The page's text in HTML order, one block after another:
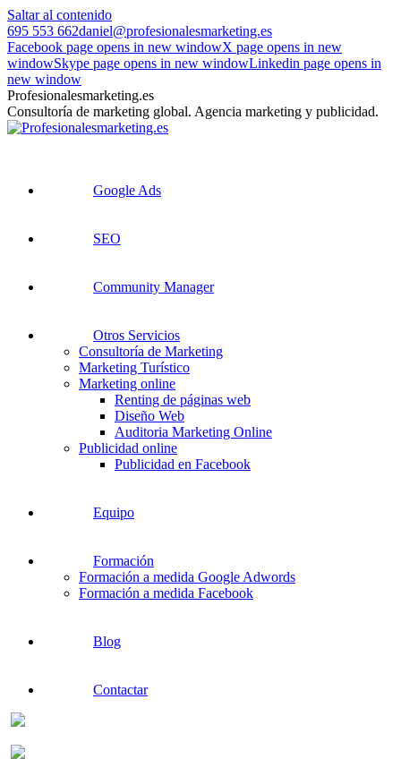
Saltar al contenido
695 553 662daniel@profesionalesmarketing.es
Facebook page opens in new windowX page opens in new
windowSkype page opens in new windowLinkedin page opens in
new window
Profesionalesmarketing.es
Consultoría de marketing global. Agencia marketing y publicidad.
Google Ads
SEO
Community Manager
Otros Servicios
Consultoría de Marketing
Marketing Turístico
Marketing online
Renting de páginas web
Diseño Web
Auditoria Marketing Online
Publicidad online
Publicidad en Facebook
Equipo
Formación
Formación a medida Google Adwords
Formación a medida Facebook
Blog
Contactar